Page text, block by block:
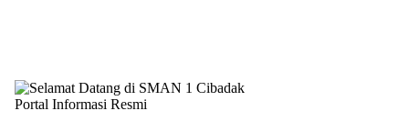
Portal Informasi Resmi